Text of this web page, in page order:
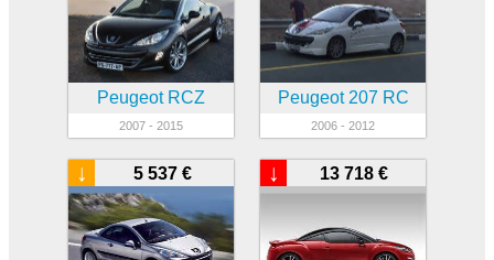
Peugeot RCZ
2007 - 2015
Peugeot 207 RC
2006 - 2012
5 537 €
↓ 13 718 €
↓